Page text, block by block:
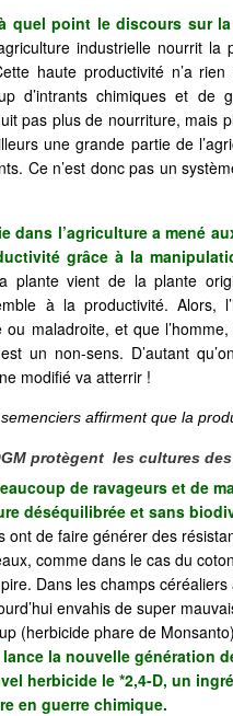
quel point le discours sur
industrielle nourrit
haute productivité n’a
d’intrants chimiques et de
pas plus de nourriture, mais
une grande partie de
Ce n’est donc pas un
dans l’agriculture a mené
grâce à la
plante vient de la plante
à la productivité. Alors,
maladroite, et que
un non-sens. D’autant
modifié va atterrir !
affirment que la
protègent les cultures
de ravageurs et de
déséquilibrée et sans
ont de faire générer des
comme dans le cas du
Dans les champs
envahis de super
(herbicide phare de
la nouvelle génération
herbicide le *2,4-D, un
en guerre chimique.